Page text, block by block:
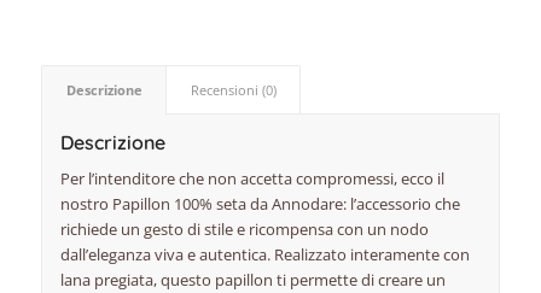
Descrizione Recensioni (0)
Descrizione
Per l’intenditore che non accetta compromessi, ecco il
nostro Papillon 100% seta da Annodare: l’accessorio che
richiede un gesto di stile e ricompensa con un nodo
dall’eleganza viva e autentica. Realizzato interamente con
lana pregiata, questo papillon ti permette di creare un